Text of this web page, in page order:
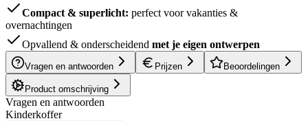
Compact & superlicht: perfect voor vakanties &
overnachtingen
Opvallend & onderscheidend met je eigen ontwerpen
Vragen en antwoorden Prijzen Beoordelingen
Product omschrijving
Vragen en antwoorden
Kinderkoffer